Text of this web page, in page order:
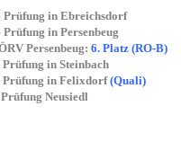
Prüfung in Ebreichsdorf
in Persenbeug
Persenbeug: 6. Platz (RO-B)
in Steinbach
Prüfung in Felixdorf(Quali)
Neusiedl